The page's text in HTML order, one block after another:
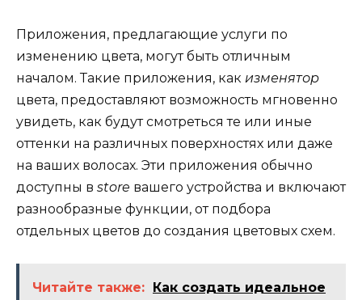
Приложения, предлагающие услуги по
изменению цвета, могут быть отличным
началом. Такие приложения, как изменятор
цвета, предоставляют возможность мгновенно
увидеть, как будут смотреться те или иные
оттенки на различных поверхностях или даже
на ваших волосах. Эти приложения обычно
доступны в store вашего устройства и включают
разнообразные функции, от подбора
отдельных цветов до создания цветовых схем.
Читайте также:
Как создать идеальное